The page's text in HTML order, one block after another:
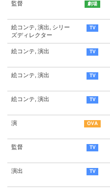
監督
絵コンテ, 演出, シリー
ズディレクター
絵コンテ, 演出
絵コンテ, 演出
絵コンテ, 演出
演
監督
演出